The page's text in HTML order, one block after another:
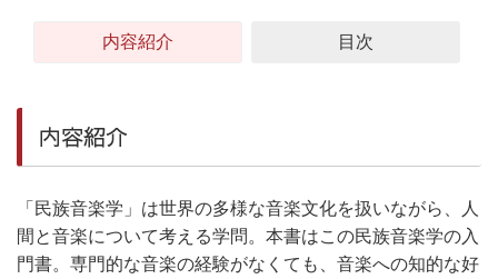
内容紹介 目次
内容紹介
「民族音楽学」は世界の多様な音楽文化を扱いながら、人
間と音楽について考える学問。本書はこの民族音楽学の入
門書。専門的な音楽の経験がなくても、音楽への知的な好